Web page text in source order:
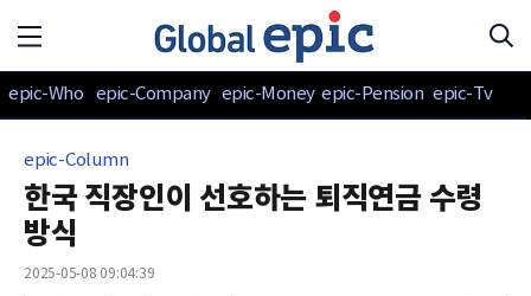
epic-Who epic-Company epic-Money epic-Pension epic-Tv
epic-Column
한국 직장인이 선호하는 퇴직연금 수령
방식
2025-05-08 09:04:39